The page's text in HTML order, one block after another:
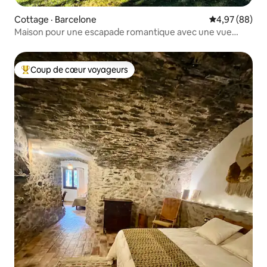
Cottage · Barcelone Note
4,97 (88)
Maison pour une escapade romantique avec une vue
Coup de cœur voyageurs parmi les plus aimés
Coup de cœur voyageurs